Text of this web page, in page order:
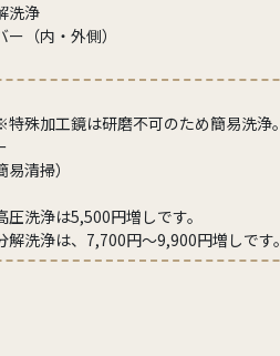
洗浄
（内・外側）
殊加工鏡は研磨不可のため簡易洗浄。
清掃）
洗浄は5,500円増しです。
洗浄は、7,700円～9,900円増しです。